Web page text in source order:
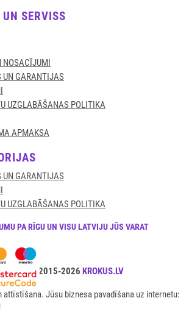
SERVISS
NOSACĪJUMI
UN GARANTIJAS
UZGLABĀŠANAS POLITIKA
APMAKSA
UN GARANTIJAS
UZGLABĀŠANAS POLITIKA
PA RĪGU UN VISU LATVIJU JŪS VARAT
2015-2026 KROKUS.LV
attīstīšana. Jūsu biznesa pavadīšana uz internetu: